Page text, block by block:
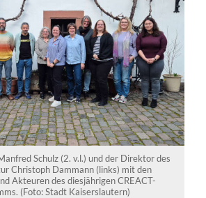
Schulz (2. v.l.) und der Direktor des
Christoph Dammann (links) mit den
Akteuren des diesjährigen CREACT-
(Foto: Stadt Kaiserslautern)